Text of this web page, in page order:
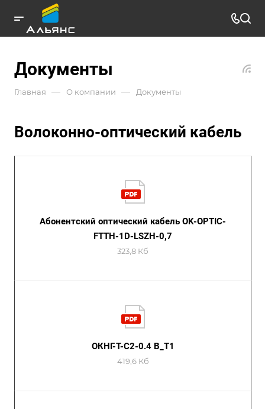
Документы
Главная — О компании — Документы
Волоконно-оптический кабель
Абонентский оптический кабель OK-OPTIC-
FTTH-1D-LSZH-0,7
323,8 Кб
ОКНГ-Т-С2-0.4 В_Т1
419,6 Кб